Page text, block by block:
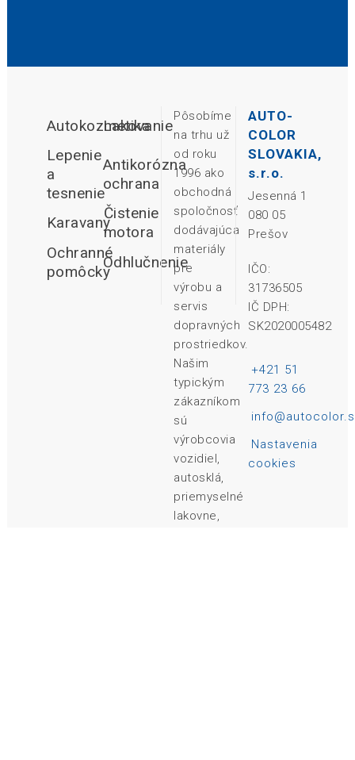
Autokozmetika
Lakovanie
Lepenie
a
tesnenie
Antikorózna
ochrana
Karavany
Čistenie
motora
Ochranné
pomôcky
Odhlučnenie
Pôsobíme
na trhu už
od roku
1996 ako
obchodná
spoločnosť
dodávajúca
materiály
pre
výrobu a
servis
dopravných
prostriedkov.
Našim
typickým
zákazníkom
sú
výrobcovia
vozidiel,
autosklá,
priemyselné
lakovne,
AUTO-
COLOR
SLOVAKIA,
s.r.o.
Jesenná 1
080 05
Prešov
IČO:
31736505
IČ DPH:
SK2020005482
+421 51
773 23 66
Nastavenia
cookies